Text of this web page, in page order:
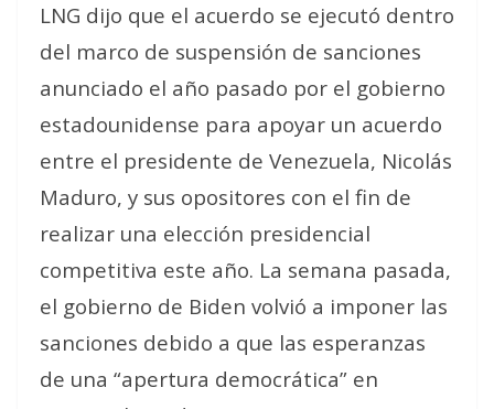
LNG dijo que el acuerdo se ejecutó dentro
del marco de suspensión de sanciones
anunciado el año pasado por el gobierno
estadounidense para apoyar un acuerdo
entre el presidente de Venezuela, Nicolás
Maduro, y sus opositores con el fin de
realizar una elección presidencial
competitiva este año. La semana pasada,
el gobierno de Biden volvió a imponer las
sanciones debido a que las esperanzas
de una “apertura democrática” en